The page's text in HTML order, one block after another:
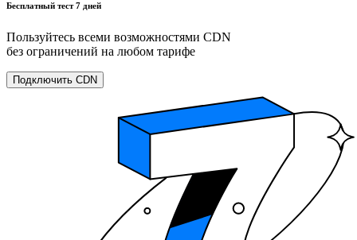
Бесплатный тест 7 дней
Пользуйтесь всеми возможностями CDN
без ограничений на любом тарифе
Подключить CDN